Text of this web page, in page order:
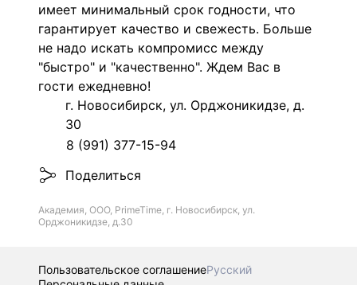
имеет минимальный срок годности, что
гарантирует качество и свежесть. Больше
не надо искать компромисс между
"быстро" и "качественно". Ждем Вас в
гости ежедневно!
г. Новосибирск, ул. Орджоникидзе, д.
30
8 (991) 377-15-94
Поделиться
Академия, ООО, PrimeTime, г. Новосибирск, ул.
Орджоникидзе, д.30
Пользовательское соглашениеРусский